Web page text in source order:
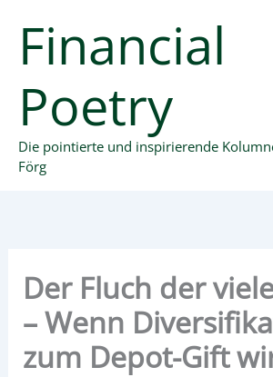
InhaltFinancial
Poetry
Die pointierte und inspirierende
Förg
Der Fluch der
– Wenn
zum Depot-Gift